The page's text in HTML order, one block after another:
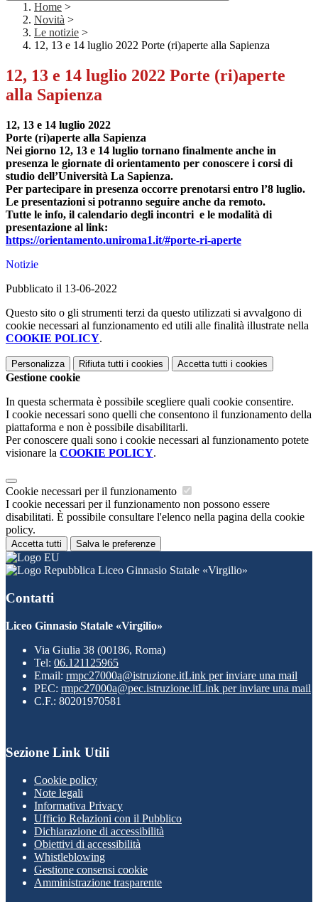
Home >
Novità >
Le notizie >
12, 13 e 14 luglio 2022 Porte (ri)aperte alla Sapienza
12, 13 e 14 luglio 2022 Porte (ri)aperte
alla Sapienza
12, 13 e 14 luglio 2022
Porte (ri)aperte alla Sapienza
Nei giorno 12, 13 e 14 luglio tornano finalmente anche in
presenza le giornate di orientamento per conoscere i corsi di
studio dell’Università La Sapienza.
Per partecipare in presenza occorre prenotarsi entro l’8 luglio.
Le presentazioni si potranno seguire anche da remoto.
Tutte le info, il calendario degli incontri e le modalità di
presentazione al link:
https://orientamento.uniroma1.it/#porte-ri-aperte
Notizie
Pubblicato il 13-06-2022
Questo sito o gli strumenti terzi da questo utilizzati si avvalgono di
cookie necessari al funzionamento ed utili alle finalità illustrate nella
COOKIE POLICY.
Personalizza Rifiuta tutti i cookies Accetta tutti i cookies
Gestione cookie
In questa schermata è possibile scegliere quali cookie consentire.
I cookie necessari sono quelli che consentono il funzionamento della
piattaforma e non è possibile disabilitarli.
Per conoscere quali sono i cookie necessari al funzionamento potete
visionare la COOKIE POLICY.
Cookie necessari per il funzionamento
I cookie necessari per il funzionamento non possono essere
disabilitati. È possibile consultare l'elenco nella pagina della cookie
policy.
Accetta tutti Salva le preferenze
Liceo Ginnasio Statale «Virgilio»
Contatti
Liceo Ginnasio Statale «Virgilio»
Via Giulia 38 (00186, Roma)
Tel: 06.121125965
Email: rmpc27000a@istruzione.itLink per inviare una mail
PEC: rmpc27000a@pec.istruzione.itLink per inviare una mail
C.F.: 80201970581
Sezione Link Utili
Cookie policy
Note legali
Informativa Privacy
Ufficio Relazioni con il Pubblico
Dichiarazione di accessibilità
Obiettivi di accessibilità
Whistleblowing
Gestione consensi cookie
Amministrazione trasparente